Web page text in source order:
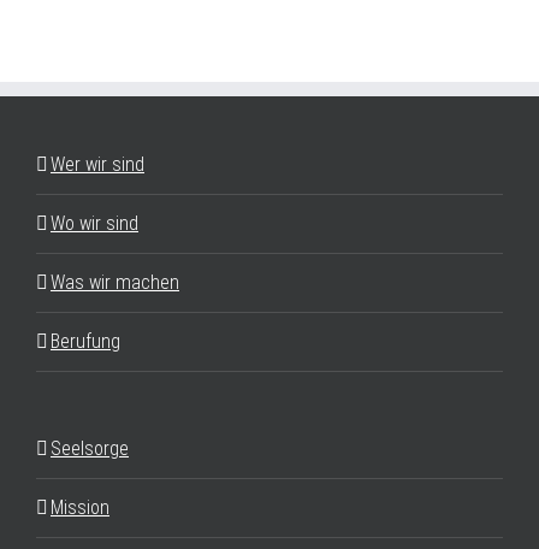
Wer wir sind
Wo wir sind
Was wir machen
Berufung
Seelsorge
Mission